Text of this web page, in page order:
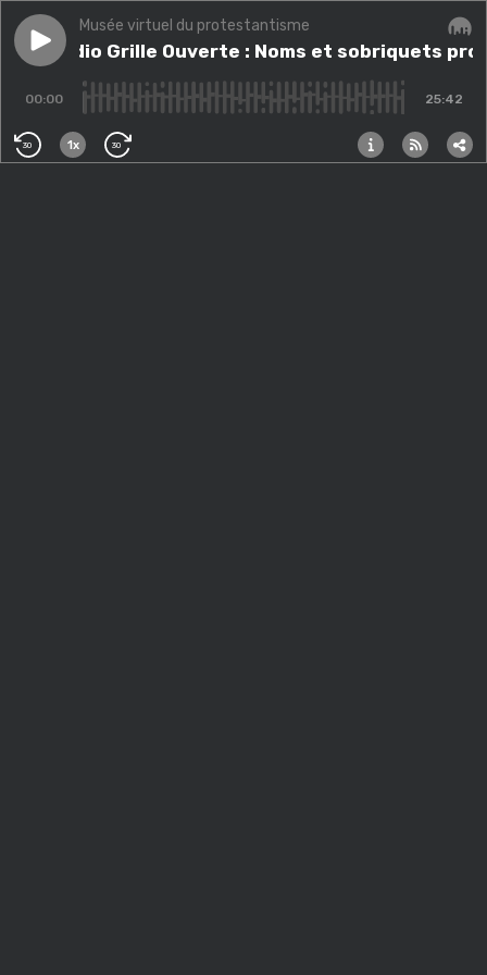
Play episodeAvec Radio Grille Ouverte : Noms et sobriquets
Musée virtuel du protestantisme
Radio Grille Ouverte : Noms et sobriquets
00:00 25:42
30 1x 30